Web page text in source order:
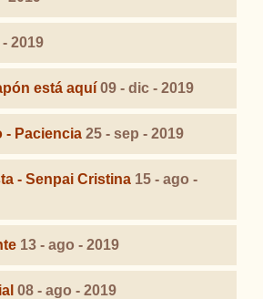
2019
está aquí 09 - dic - 2019
- Paciencia 25 - sep - 2019
- Senpai Cristina 15 - ago -
13 - ago - 2019
08 - ago - 2019